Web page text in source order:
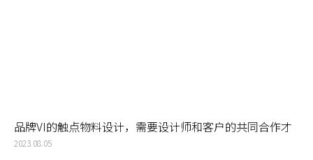
品牌VI的触点物料设计，需要设计师和客户的共同合作才
能真正做好
2023.08.05